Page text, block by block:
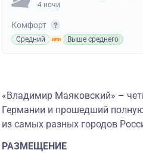
4 ночи
Комфорт
Средний Выше среднего
«Владимир Маяковский» –
Германии и прошедший
из самых разных городов
РАЗМЕЩЕНИЕ